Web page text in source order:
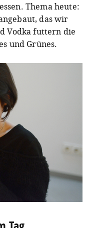
Thema heute:
das wir
Vodka futtern die
und Grünes.